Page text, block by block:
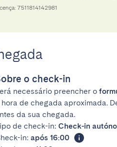
7511814142981
o check-in
necessário preencher o
hora de chegada aproximada.
da sua chegada.
de check-in: Check-in
in: após 16:00